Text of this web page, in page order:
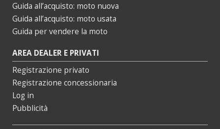
Guida all’acquisto: moto nuova
Guida all’acquisto: moto usata
Guida per vendere la moto
AREA DEALER E PRIVATI
Registrazione privato
Registrazione concessionaria
Log in
Pubblicità